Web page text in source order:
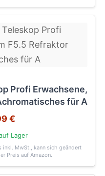
Profi Erwachsene,
für A
€
Lager
inkl. MwSt., kann sich geändert
Preis auf Amazon.